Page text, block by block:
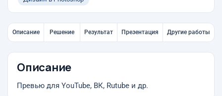
Описание Решение Результат Презентация Другие работы
Описание
Превью для YouTube, ВК, Rutube и др.